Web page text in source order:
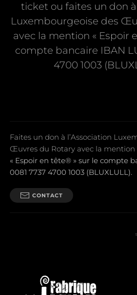
ticket ou faites un don à
Luxembourgeoise des
avec la mention « Espoir
compte bancaire IBAN
4700 1003
Faites un don à l’Association
Œuvres du Rotary avec la mention
« Espoir en tête® » sur le compte
0081 7737 4700 1003 (BLUXLULL).
CONTACT